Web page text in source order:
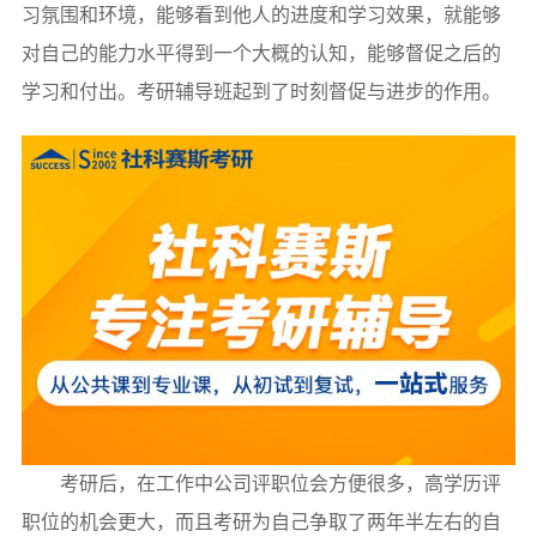
习氛围和环境，能够看到他人的进度和学习效果，就能够
对自己的能力水平得到一个大概的认知，能够督促之后的
学习和付出。考研辅导班起到了时刻督促与进步的作用。
考研后，在工作中公司评职位会方便很多，高学历评
职位的机会更大，而且考研为自己争取了两年半左右的自